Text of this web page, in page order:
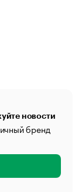
новости
бренд